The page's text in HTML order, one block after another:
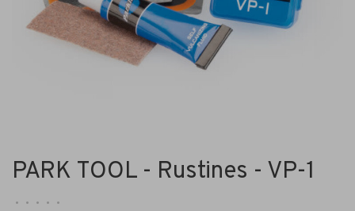
PARK TOOL - Rustines - VP-1
• • • • •